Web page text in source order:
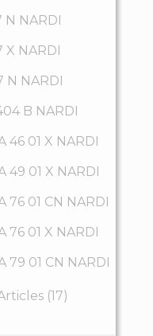
NARDI
NARDI
N NARDI
B NARDI
46 01 X NARDI
49 01 X NARDI
76 01 CN NARDI
76 01 X NARDI
79 01 CN NARDI
(17)